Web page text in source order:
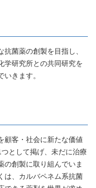
菌薬の創製を目指し、
学研究所との共同研究を
きます。
顧客・社会に新たな価値
として掲げ、未だに治療
の創製に取り組んでいま
は、カルバペネム系抗菌